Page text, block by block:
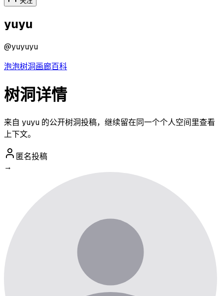
yuyu
@yuyuyu
泡泡树洞画廊百科
树洞详情
来自 yuyu 的公开树洞投稿，继续留在同一个个人空间里查看
上下文。
匿名投稿
→